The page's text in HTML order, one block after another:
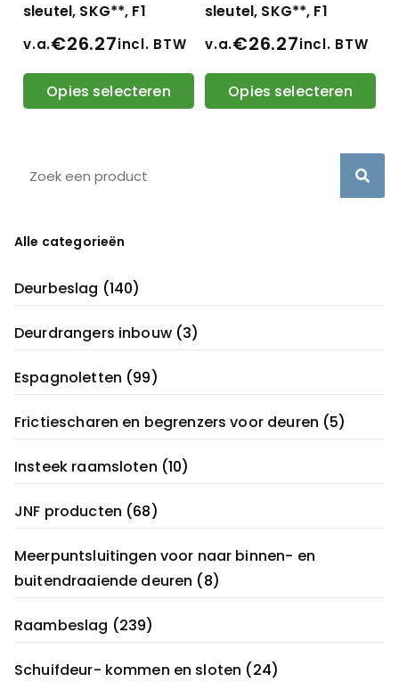
sleutel, SKG**, F1
v.a.€26.27incl. BTW
Opies selecteren
sleutel, SKG**, F1
v.a.€26.27incl. BTW
Opies selecteren
Alle categorieën
Deurbeslag (140)
Deurdrangers inbouw (3)
Espagnoletten (99)
Frictiescharen en begrenzers voor deuren (5)
Insteek raamsloten (10)
JNF producten (68)
Meerpuntsluitingen voor naar binnen- en
buitendraaiende deuren (8)
Raambeslag (239)
Schuifdeur- kommen en sloten (24)